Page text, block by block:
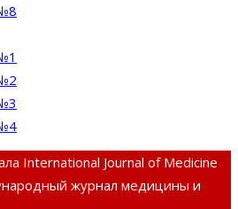
International Journal of Medicine
журнал медицины и